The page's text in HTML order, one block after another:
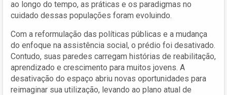
ao longo do tempo, as práticas e os paradigmas no
cuidado dessas populações foram evoluindo.
Com a reformulação das políticas públicas e a mudança
do enfoque na assistência social, o prédio foi desativado.
Contudo, suas paredes carregam histórias de reabilitação,
aprendizado e crescimento para muitos jovens. A
desativação do espaço abriu novas oportunidades para
reimaginar sua utilização, levando ao plano atual de